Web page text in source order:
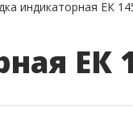
индикаторная ЕК
ЕК